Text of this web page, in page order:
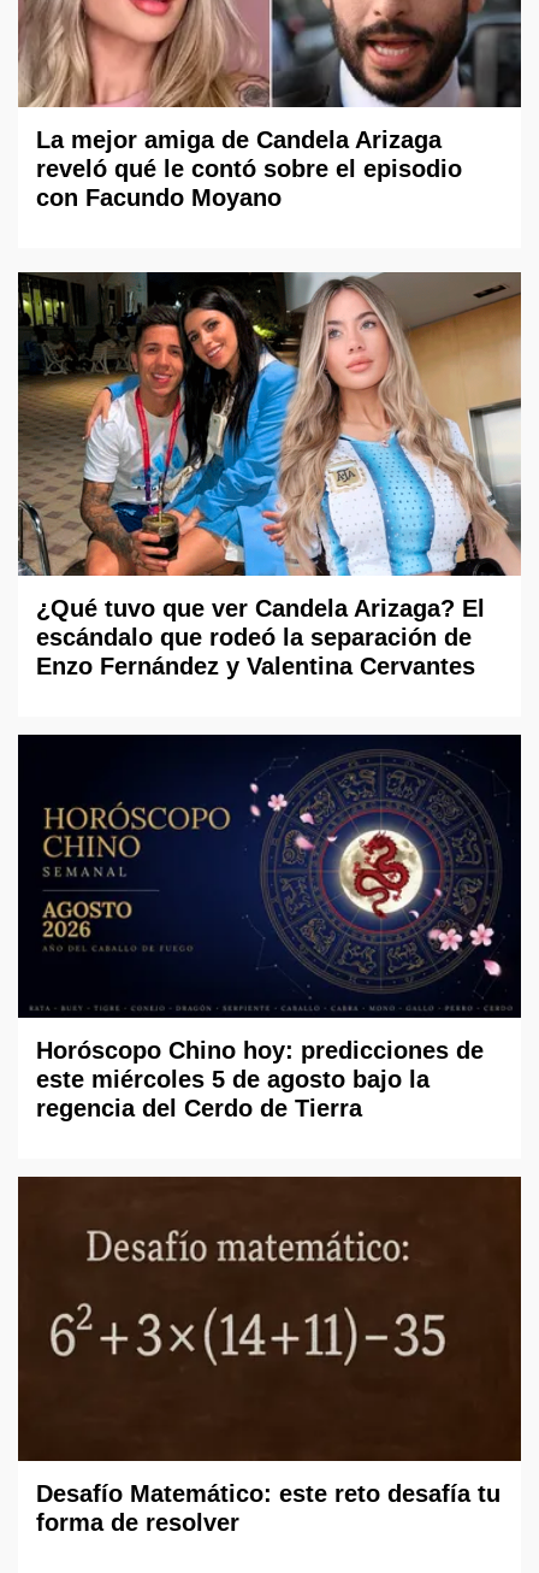
La mejor amiga de Candela Arizaga
reveló qué le contó sobre el episodio
con Facundo Moyano
¿Qué tuvo que ver Candela Arizaga? El
escándalo que rodeó la separación de
Enzo Fernández y Valentina Cervantes
Horóscopo Chino hoy: predicciones de
este miércoles 5 de agosto bajo la
regencia del Cerdo de Tierra
Desafío Matemático: este reto desafía tu
forma de resolver